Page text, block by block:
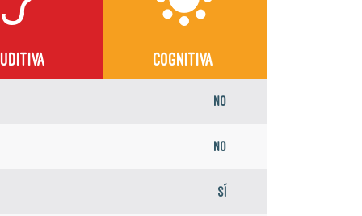
COGNITIVA
No
No
Sí